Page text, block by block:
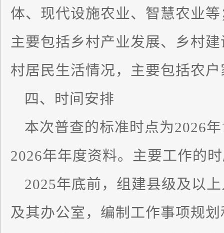
体、现代设施农业、智慧农业
主要包括乡村产业发展、乡村
村居民生活情况，主要包括农
四、时间安排
本次普查的标准时点为2026
2026年年度资料。主要工作的
2025年底前，组建县级及以
及其办公室，编制工作事项规